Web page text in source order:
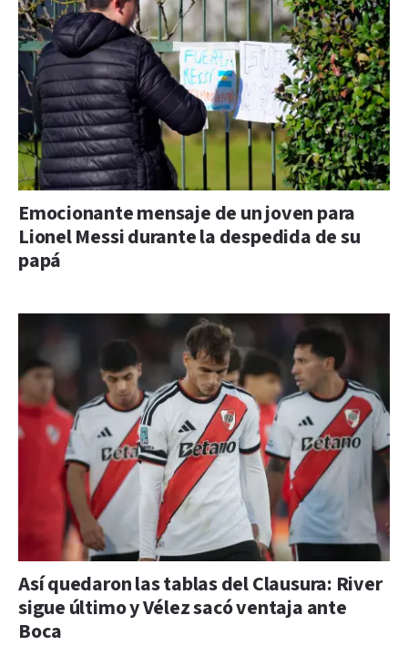
Emocionante mensaje de un joven para
Lionel Messi durante la despedida de su
papá
Así quedaron las tablas del Clausura: River
sigue último y Vélez sacó ventaja ante
Boca